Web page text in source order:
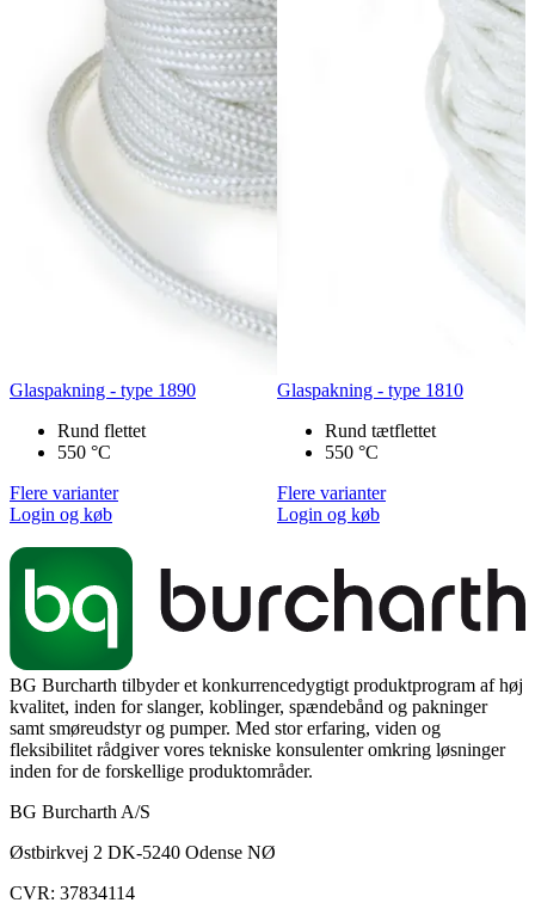
Glaspakning - type 1890
Rund flettet
550 °C
Flere varianter
Login og køb
Glaspakning - type 1810
Rund tætflettet
550 °C
Flere varianter
Login og køb
BG Burcharth tilbyder et konkurrencedygtigt produktprogram af høj
kvalitet, inden for slanger, koblinger, spændebånd og pakninger
samt smøreudstyr og pumper. Med stor erfaring, viden og
fleksibilitet rådgiver vores tekniske konsulenter omkring løsninger
inden for de forskellige produktområder.
BG Burcharth A/S
Østbirkvej 2 DK-5240 Odense NØ
CVR: 37834114